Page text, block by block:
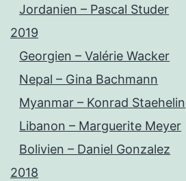
Jordanien – Pascal Studer
2019
Georgien – Valérie Wacker
Nepal – Gina Bachmann
Myanmar – Konrad Staehelin
Libanon – Marguerite Meyer
Bolivien – Daniel Gonzalez
2018